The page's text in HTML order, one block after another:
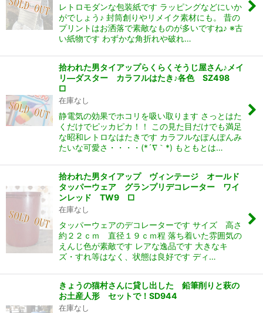
レトロモダンな包装紙です ラッピングなどにいか
がでしょう♪ 封筒創りやリメイク素材にも。 昔の
プリントはお洒落で素敵なものが多いですね♪ ※古
い紙物です わずかな角折れや破れ…
拾われた男タイアップらくらくそうじ屋さん♪メイ
リ―ダスター カラフルはたき♪各色 SZ498
□
在庫なし
静電気の効果でホコリを吸い取ります さっとはた
くだけでピッカピカ！！ この見た目だけでも満足
な昭和レトロなはたきです カラフルなぽんぽんみ
たいな可愛さ・・・・(*´∇｀*) もともとは…
拾われた男タイアップ ヴィンテージ オールド
タッパーウェア グランプリデコレーター ワイ
ンレッド TW9 □
在庫なし
タッパーウェアのデコレーターです サイズ 高さ
約２２ｃｍ 直径１９ｃｍ程 落ち着いた雰囲気の
えんじ色が素敵です レアな逸品です 大きなキ
ズ・すれ等はなく、状態は良好です ディ…
きょうの猫村さんに貸し出した 鉛筆削りと萩の
お土産人形 セットで！SD944
在庫なし